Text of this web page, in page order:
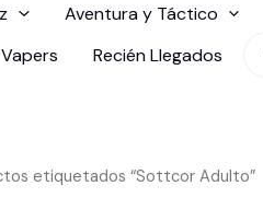
Aventura y Táctico
Vapers Recién Llegados
etiquetados “Sottcor Adulto”